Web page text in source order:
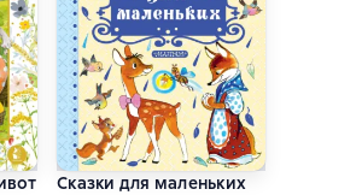
Сказки для маленьких